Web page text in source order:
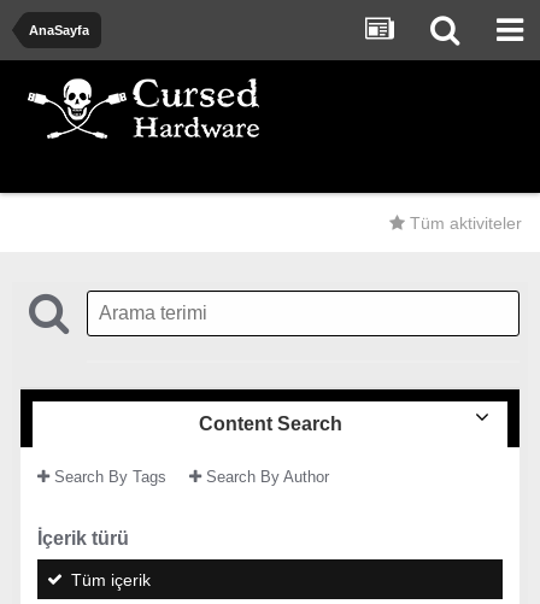
AnaSayfa
Tüm aktiviteler
Content Search
Search By Tags Search By Author
İçerik türü
Tüm içerik